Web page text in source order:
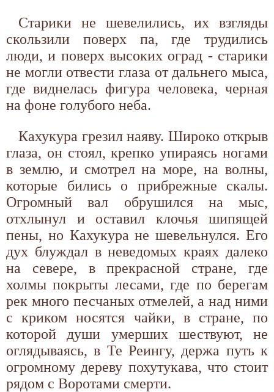
Старики не шевелились, их взгляды
скользили поверх па, где трудились
люди, и поверх высоких оград - старики
не могли отвести глаза от дальнего мыса,
где виднелась фигура человека, черная
на фоне голубого неба.
Кахукура грезил наяву. Широко открыв
глаза, он стоял, крепко упираясь ногами
в землю, и смотрел на море, на волны,
которые бились о прибрежные скалы.
Огромный вал обрушился на мыс,
отхлынул и оставил клочья шипящей
пены, но Кахукура не шевельнулся. Его
дух блуждал в неведомых краях далеко
на севере, в прекрасной стране, где
холмы покрыты лесами, где по берегам
рек много песчаных отмелей, а над ними
с криком носятся чайки, в стране, по
которой души умерших шествуют, не
оглядываясь, в Те Реингу, держа путь к
огромному дереву похутукава, что стоит
рядом с Воротами смерти.